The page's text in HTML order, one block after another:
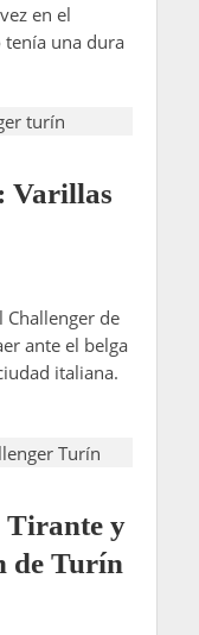
en el
tenía una dura
Varillas
Challenger de
ante el belga
italiana.
Tirante y
de Turín